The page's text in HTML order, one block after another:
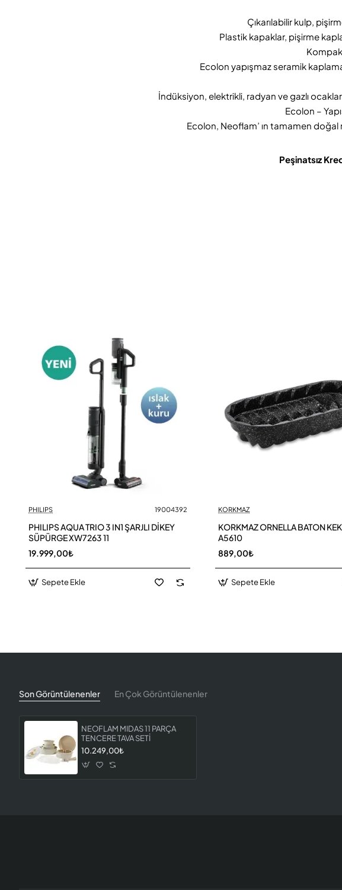
Çıkarılabilir kulp,
Plastik kapaklar, pişirme
Ecolon yapışmaz seramik
İndüksiyon, elektrikli, radyan ve gazlı
Ecolon –
Ecolon, Neoflam’ ın tamamen doğal
Peşinatsız
PHILIPS 19004392
PHILIPS AQUA TRIO 3 IN1 ŞARJLI DİKEY
SÜPÜRGE XW7263 11
19.999,00₺
Sepete Ekle
KORKMAZ
KORKMAZ ORNELLA BATON
A5610
889,00₺
Sepete Ekle
Son Görüntülenenler En Çok Görüntülenenler
NEOFLAM MIDAS 11 PARÇA
TENCERE TAVA SETİ
10.249,00₺